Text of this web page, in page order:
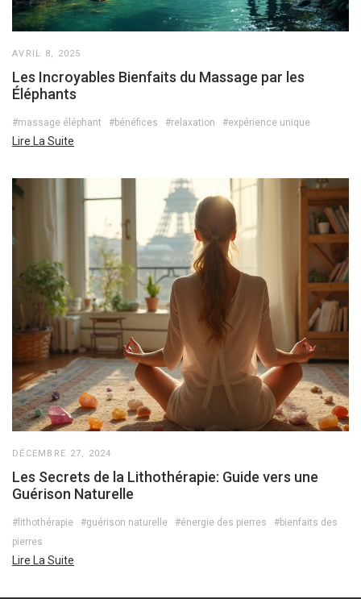
AVRIL 8, 2025
Les Incroyables Bienfaits du Massage par les
Éléphants
#massage éléphant #bénéfices #relaxation #expérience unique
Lire La Suite
DÉCEMBRE 27, 2024
Les Secrets de la Lithothérapie: Guide vers une
Guérison Naturelle
#lithothérapie #guérison naturelle #énergie des pierres
#bienfaits des
pierres
Lire La Suite